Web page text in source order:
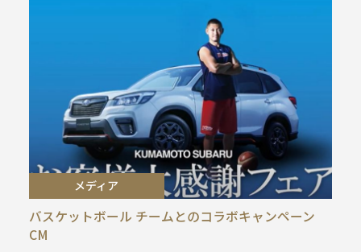
メディア
バスケットボール チームとのコラボキャンペーン
CM